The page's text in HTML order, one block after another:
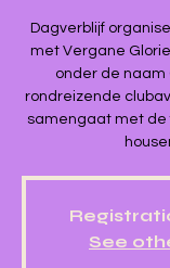
Dagverblijf
met Vergane
onder de naam
rondreizende
samengaat met de
See